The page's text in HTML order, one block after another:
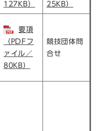
127KB）
25KB）
要項
（PDFフ
ァイル／
80KB）
競技団体問
合せ